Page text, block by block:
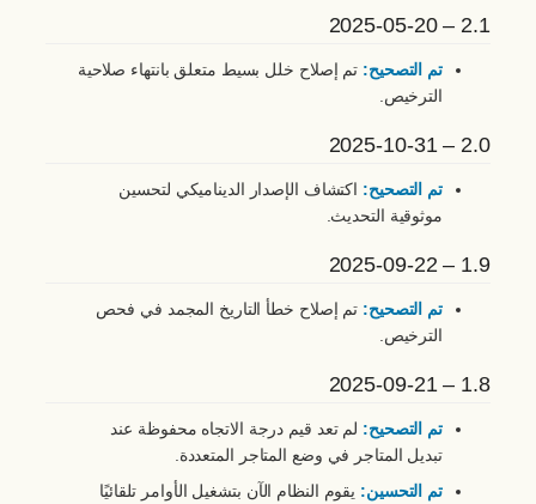
2.1 – 2025-05-20
تم التصحيح: تم إصلاح خلل بسيط متعلق بانتهاء صلاحية
الترخيص.
2.0 – 2025-10-31
تم التصحيح: اكتشاف الإصدار الديناميكي لتحسين
موثوقية التحديث.
1.9 – 2025-09-22
تم التصحيح: تم إصلاح خطأ التاريخ المجمد في فحص
الترخيص.
1.8 – 2025-09-21
تم التصحيح: لم تعد قيم درجة الاتجاه محفوظة عند
تبديل المتاجر في وضع المتاجر المتعددة.
تم التحسين: يقوم النظام الآن بتشغيل الأوامر تلقائيًا